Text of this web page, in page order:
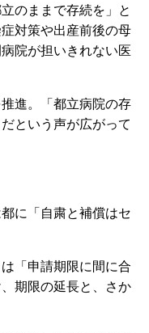
のままで存続を」と
対策や出産前後の母
院が担いきれない医
進。「都立病院の存
という声が広がって
に「自粛と補償はセ
「申請期限に間に合
期限の延長と、さか